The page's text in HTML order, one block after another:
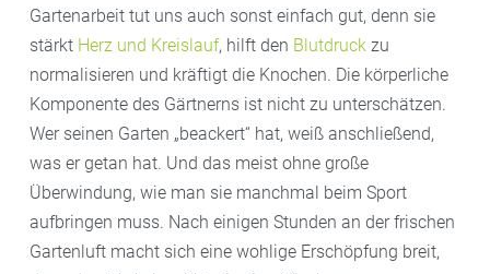
Gartenarbeit tut uns auch sonst einfach gut, denn sie
stärkt Herz und Kreislauf, hilft den Blutdruck zu
normalisieren und kräftigt die Knochen. Die körperliche
Komponente des Gärtnerns ist nicht zu unterschätzen.
Wer seinen Garten „beackert“ hat, weiß anschließend,
was er getan hat. Und das meist ohne große
Überwindung, wie man sie manchmal beim Sport
aufbringen muss. Nach einigen Stunden an der frischen
Gartenluft macht sich eine wohlige Erschöpfung breit,